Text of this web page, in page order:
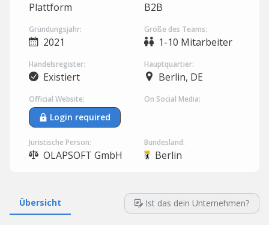
Plattform B2B
Gründungsjahr:
2021
Größe des Teams:
1-10 Mitarbeiter
Handelsregister:
Existiert
Hauptquartier:
Berlin, DE
Official Website:
Login required
On Social Media:
Juristische Person:
OLAPSOFT GmbH
Bundesland:
Berlin
Übersicht Ist das dein Unternehmen?